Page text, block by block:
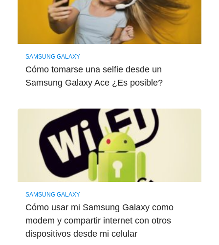
SAMSUNG GALAXY
Cómo tomarse una selfie desde un
Samsung Galaxy Ace ¿Es posible?
SAMSUNG GALAXY
Cómo usar mi Samsung Galaxy como
modem y compartir internet con otros
dispositivos desde mi celular